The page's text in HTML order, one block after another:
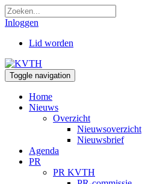
Inloggen
Lid worden
Toggle navigation
Home
Nieuws
Overzicht
Nieuwsoverzicht
Nieuwsbrief
Agenda
PR
PR KVTH